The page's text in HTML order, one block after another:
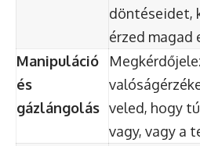
döntéseidet,
érzed magad
Manipuláció
és
gázlángolás veled, hogy
vagy, vagy a